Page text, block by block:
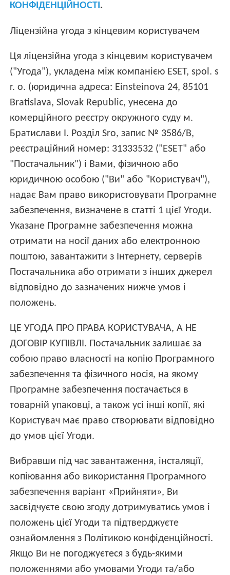
КОНФІДЕНЦІЙНОСТІ.
Ліцензійна угода з кінцевим користувачем
Ця ліцензійна угода з кінцевим користувачем
("Угода"), укладена між компанією ESET, spol. s
r. o. (юридична адреса: Einsteinova 24, 85101
Bratislava, Slovak Republic, унесена до
комерційного реєстру окружного суду м.
Братислави I. Розділ Sro, запис № 3586/B,
реєстраційний номер: 31333532 ("ESET" або
"Постачальник") і Вами, фізичною або
юридичною особою ("Ви" або "Користувач"),
надає Вам право використовувати Програмне
забезпечення, визначене в статті 1 цієї Угоди.
Указане Програмне забезпечення можна
отримати на носії даних або електронною
поштою, завантажити з Інтернету, серверів
Постачальника або отримати з інших джерел
відповідно до зазначених нижче умов і
положень.
ЦЕ УГОДА ПРО ПРАВА КОРИСТУВАЧА, А НЕ
ДОГОВІР КУПІВЛІ. Постачальник залишає за
собою право власності на копію Програмного
забезпечення та фізичного носія, на якому
Програмне забезпечення постачається в
товарній упаковці, а також усі інші копії, які
Користувач має право створювати відповідно
до умов цієї Угоди.
Вибравши під час завантаження, інсталяції,
копіювання або використання Програмного
забезпечення варіант «Прийняти», Ви
засвідчуєте свою згоду дотримуватись умов і
положень цієї Угоди та підтверджуєте
ознайомлення з Політикою конфіденційності.
Якщо Ви не погоджуєтеся з будь-якими
положеннями або умовами Угоди та/або